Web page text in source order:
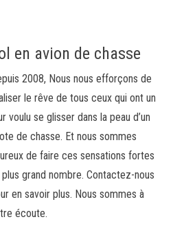
en avion de chasse
2008, Nous nous efforçons de
le rêve de tous ceux qui ont un
voulu se glisser dans la peau d’un
de chasse. Et nous sommes
de faire ces sensations fortes
plus grand nombre. Contactez-nous
en savoir plus. Nous sommes à
écoute.